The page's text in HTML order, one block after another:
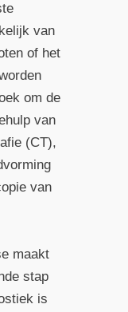
van
of het
om de
van
(CT),
van
maakt
stap
is